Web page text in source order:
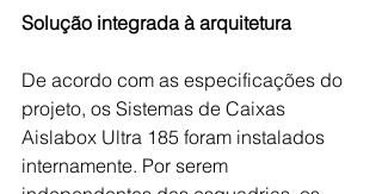
Solução integrada à arquitetura
De acordo com as especificações do
projeto, os Sistemas de Caixas
Aislabox Ultra 185 foram instalados
internamente. Por serem